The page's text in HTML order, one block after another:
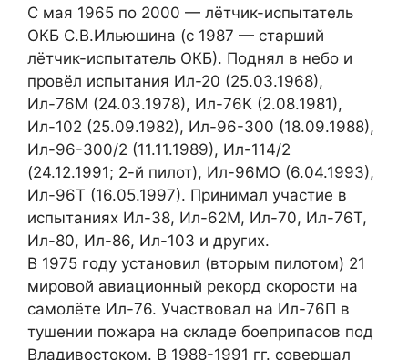
С мая 1965 по 2000 — лётчик-испытатель
ОКБ С.В.Ильюшина (с 1987 — старший
лётчик-испытатель ОКБ). Поднял в небо и
провёл испытания Ил-20 (25.03.1968),
Ил-76М (24.03.1978), Ил-76К (2.08.1981),
Ил-102 (25.09.1982), Ил-96-300 (18.09.1988),
Ил-96-300/2 (11.11.1989), Ил-114/2
(24.12.1991; 2-й пилот), Ил-96МО (6.04.1993),
Ил-96Т (16.05.1997). Принимал участие в
испытаниях Ил-38, Ил-62М, Ил-70, Ил-76Т,
Ил-80, Ил-86, Ил-103 и других.
В 1975 году установил (вторым пилотом) 21
мировой авиационный рекорд скорости на
самолёте Ил-76. Участвовал на Ил-76П в
тушении пожара на складе боеприпасов под
Владивостоком. В 1988-1991 гг. совершал